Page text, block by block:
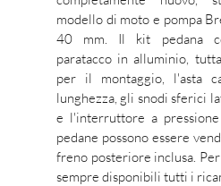
modello di moto e pompa
40 mm. Il kit pedana
paratacco in alluminio,
per il montaggio, l'asta
lunghezza, gli snodi sferici
e l'interruttore a
pedane possono essere
freno posteriore inclusa.
sempre disponibili tutti i